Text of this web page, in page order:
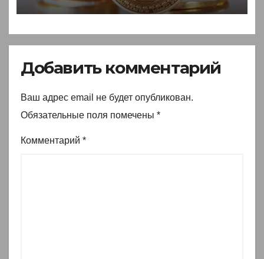
Добавить комментарий
Ваш адрес email не будет опубликован.
Обязательные поля помечены *
Комментарий *